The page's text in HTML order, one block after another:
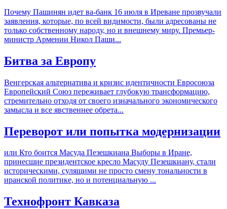
Почему Пашинян идет ва-банк 16 июля в Иреване прозвучали
заявления, которые, по всей видимости, были адресованы не
только собственному народу, но и внешнему миру. Премьер-
министр Армении Никол Паши...
Битва за Европу
Венгерская альтернатива и кризис идентичности Евросоюза
Европейский Союз переживает глубокую трансформацию,
стремительно отходя от своего изначального экономического
замысла и все явственнее обрета...
Переворот или попытка модернизации
или Кто боится Масуда Пезешкиана Выборы в Иране,
принесшие президентское кресло Масуду Пезешкиану, стали
историческими, сулящими не просто смену тональности в
иранской политике, но и потенциальную ...
Технофронт Кавказа